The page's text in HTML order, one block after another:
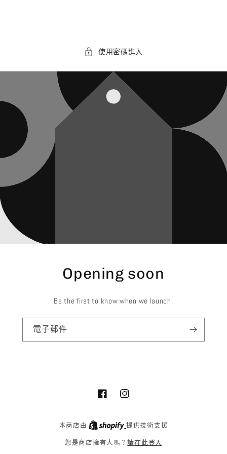
使用密碼進入
Opening soon
Be the first to know when we launch.
電子郵件
FacebookInstagram
本商店由 提供技術支援
您是商店擁有人嗎？請在此登入